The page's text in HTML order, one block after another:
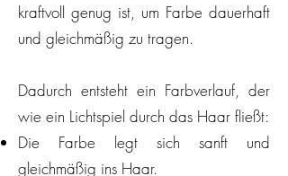
kraftvoll genug ist, um Farbe dauerhaft
und gleichmäßig zu tragen.
Dadurch entsteht ein Farbverlauf, der
wie ein Lichtspiel durch das Haar fließt:
Die Farbe legt sich sanft und
gleichmäßig ins Haar.